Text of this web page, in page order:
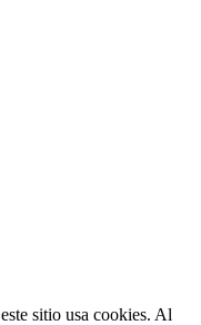
sitio usa cookies. Al